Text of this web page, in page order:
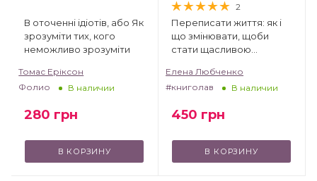
В оточенні ідіотів, або Як
зрозуміти тих, кого
неможливо зрозуміти
Томас Еріксон
Фолио
В наличии
280 грн
В КОРЗИНУ
2
Переписати життя: як і
що змінювати, щоби
стати щасливою
Елена Любченко
#книголав
В наличии
450 грн
В КОРЗИНУ